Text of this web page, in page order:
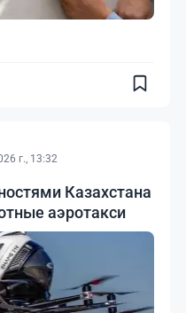
г., 13:32
Казахстана
аэротакси